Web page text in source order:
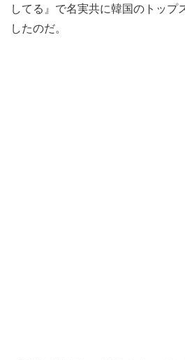
してる』で名実共に韓国のトップ
したのだ。